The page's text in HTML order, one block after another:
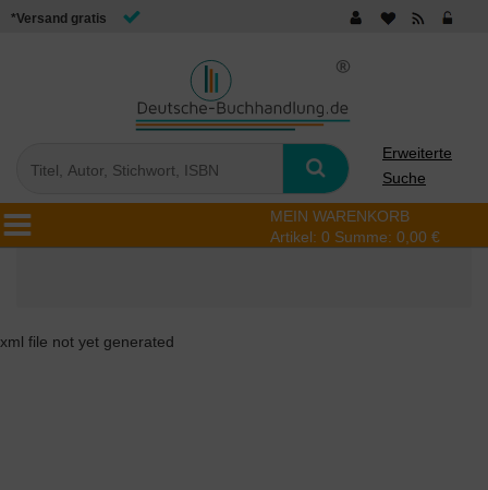
*Versand gratis
Erweiterte
Suche
MEIN WARENKORB
Artikel: 0 Summe: 0,00 €
xml file not yet generated